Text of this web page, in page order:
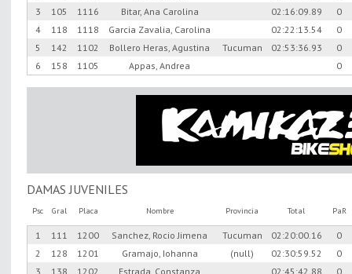
3
105 1116 Bitar, Ana Carolina 02:16:09.89
0
4
118 1118 Garcia Zavalia, Carolina 02:22:13.54
0
5
142 1102 Bollero Heras, Agustina Tucuman 02:53:36.93
0
6
158 1105 Appas, Andrea 0
DAMAS JUVENILES
Psc Gral Placa Nombre Provincia Total PaR
1 111 1200 Sanchez, Rocio Jimena Tucuman 02:20:00.16
0
2
128 1201 Gramajo, Iohanna (null) 02:30:59.52
0
3
138 1202 Estrada, Constanza 02:45:42.88 0